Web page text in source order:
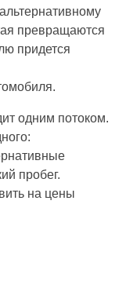
превращаются
придется
одним потоком.
пробег.
на цены